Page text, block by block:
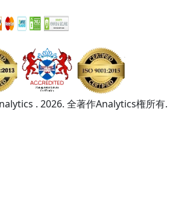
. 2026. 全著作Analytics権所有.